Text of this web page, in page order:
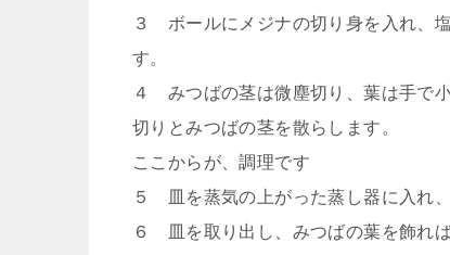
３ ボールにメジナの切り身を入れ、
す。
４ みつばの茎は微塵切り、葉は手で
切りとみつばの茎を散らします。
ここからが、調理です
５ 皿を蒸気の上がった蒸し器に入れ
６ 皿を取り出し、みつばの葉を飾れば